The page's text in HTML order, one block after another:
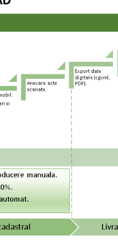
Asociere Geometrii la
Coordonate
Conversia cartilor funciarea
asocierea de geometrie,
avand obligatia de a valida
tehnice.
Informatia grafica si
Funciare se integreaza
asocierea geometriilor
Anexare Suport Raster
Cadastral Vechi
Informatiile cadastrale vechi
la baza emiterii Titlurilor
reprezinta un important reper
si elaborarea documentatiei